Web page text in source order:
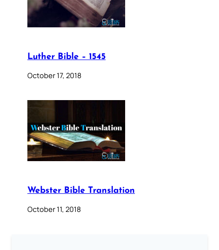
Luther Bible – 1545
October 17, 2018
Webster Bible Translation
October 11, 2018